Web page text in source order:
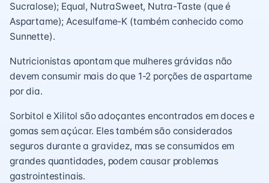
Sucralose); Equal, NutraSweet, Nutra-Taste (que é
Aspartame); Acesulfame-K (também conhecido como
Sunnette).
Nutricionistas apontam que mulheres grávidas não
devem consumir mais do que 1-2 porções de aspartame
por dia.
Sorbitol e Xilitol são adoçantes encontrados em doces e
gomas sem açúcar. Eles também são considerados
seguros durante a gravidez, mas se consumidos em
grandes quantidades, podem causar problemas
gastrointestinais.